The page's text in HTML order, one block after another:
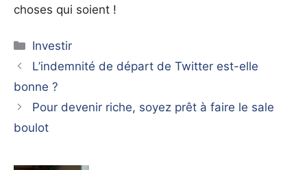
choses qui soient !
Catégories
Investir
L’indemnité de départ de Twitter est-elle
bonne ?
Pour devenir riche, soyez prêt à faire le sale
boulot